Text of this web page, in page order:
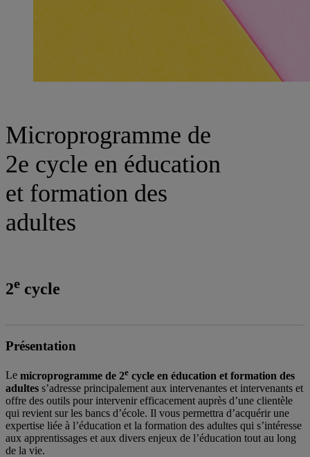
Microprogramme de
2e cycle en éducation
et formation des
adultes
2e cycle
Présentation
Le microprogramme de 2e cycle en éducation et formation des
adultes s’adresse principalement aux intervenantes et intervenants et
offre des outils pour intervenir efficacement auprès d’une clientèle
qui revient sur les bancs d’école. Il vous permettra d’acquérir une
expertise liée à l’éducation et la formation des adultes qui s’intéresse
aux apprentissages et aux divers enjeux de l’éducation tout au long
de la vie.